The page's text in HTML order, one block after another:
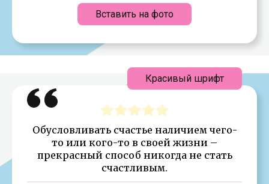
Вставить на фото
Обусловливать счастье наличием чего-
то или кого-то в своей жизни –
прекрасный способ никогда не стать
счастливым.
Красивый шрифт